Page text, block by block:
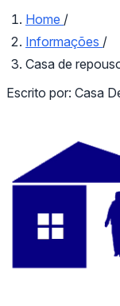
Home /
Informações /
Casa de
Escrito por: Casa